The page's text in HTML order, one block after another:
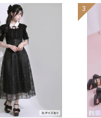
/ ポリウレタン :
裏地》なし 《伸
国
3